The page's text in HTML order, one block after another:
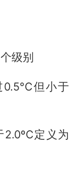
级别
但小于
2.0ºC定义为